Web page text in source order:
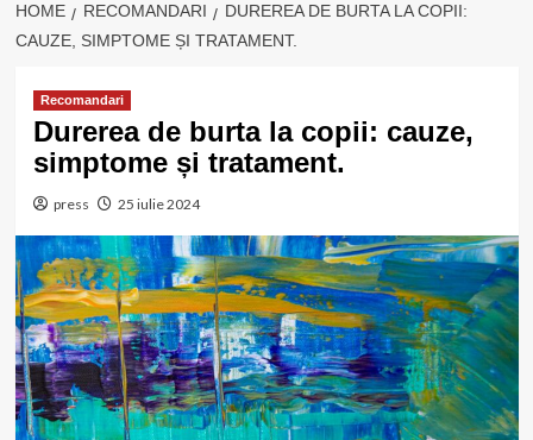
HOME RECOMANDARI
DUREREA DE BURTA LA COPII:
CAUZE, SIMPTOME ȘI TRATAMENT.
Recomandari
Durerea de burta la copii: cauze,
simptome și tratament.
press 25 iulie 2024